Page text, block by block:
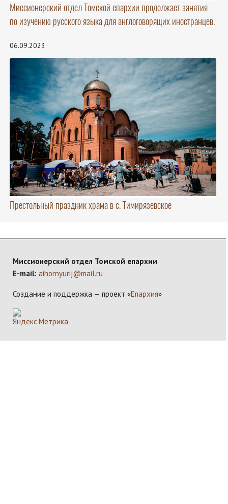
Миссионерский отдел Томской епархии продолжает занятия
по изучению русского языка для англоговорящих иностранцев.
06.09.2023
Престольный праздник храма в с. Тимирязевское
Миссионерский отдел Томской епархии
E-mail: aihornyurij@mail.ru
Создание и поддержка — проект «Епархия»